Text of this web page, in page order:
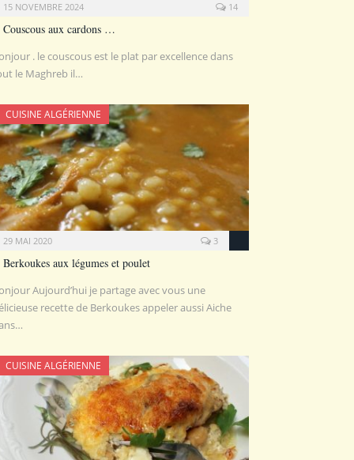
15 NOVEMBRE 2024 14
Couscous aux cardons …
. le couscous est le plat par excellence dans
le Maghreb il…
CUISINE ALGÉRIENNE
29 MAI 2020 3
Berkoukes aux légumes et poulet
Aujourd’hui je partage avec vous une
recette de Berkoukes appeler aussi Aiche
CUISINE ALGÉRIENNE